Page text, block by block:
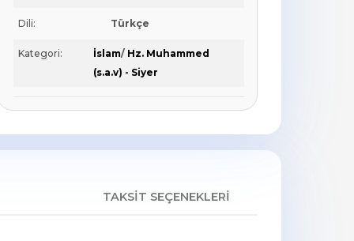
Dili: Türkçe
Kategori: İslam/ Hz. Muhammed
(s.a.v) - Siyer
TAKSIT SEÇENEKLERI